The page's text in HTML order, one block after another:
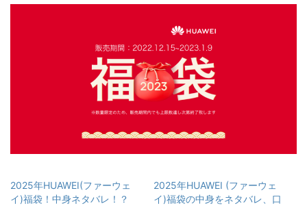
2025年HUAWEI(ファーウェ
イ)福袋！中身ネタバレ！？
2025年HUAWEI (ファーウェ
イ)福袋の中身をネタバレ、口